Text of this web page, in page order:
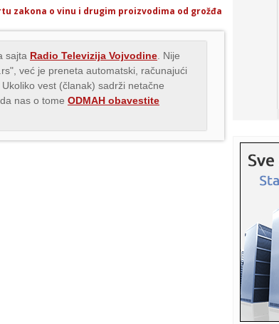
zakona o vinu i drugim proizvodima od grožđa
sajta Radio Televizija Vojvodine . Nije
već je preneta automatski, računajući
. Ukoliko vest (članak) sadrži netačne
nas o tome ODMAH obavestite